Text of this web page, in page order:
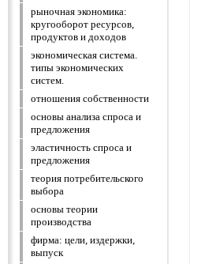
рыночная экономика:
кругооборот ресурсов,
продуктов и доходов
экономическая система.
типы экономических
систем.
отношения собственности
основы анализа спроса и
предложения
эластичность спроса и
предложения
теория потребительского
выбора
основы теории
производства
фирма: цели, издержки,
выпуск